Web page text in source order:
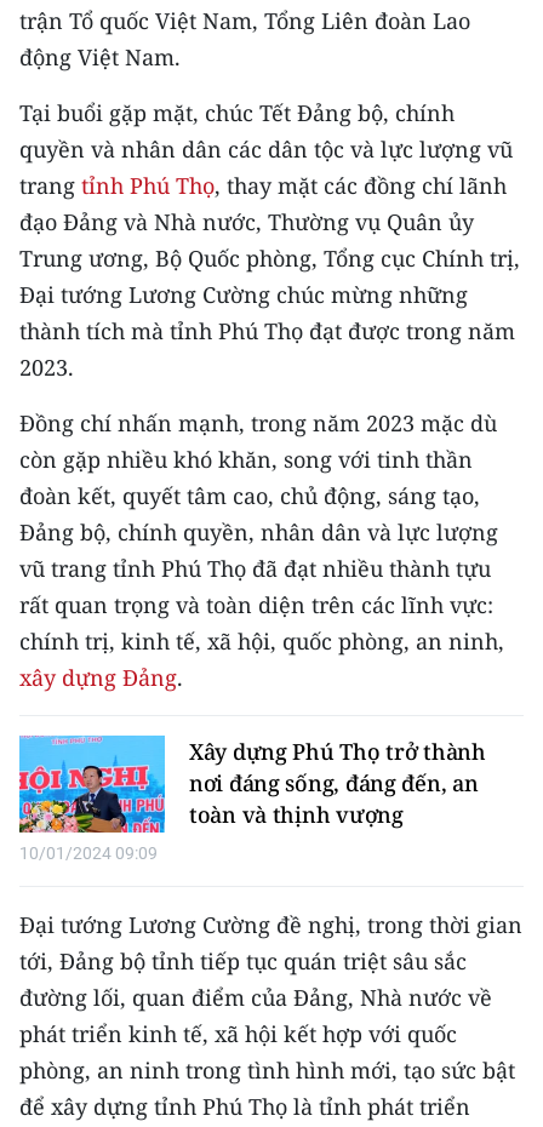
TRI THỨC CHUYÊN SÂU
CHƯƠNG TRÌNH OCOP - MỖI XÃ
MỘT SẢN PHẨM
RADIO
MEDIA CENTER
E-Magazine
Video
Media Chính trị
Media Kinh tế
Media Văn hóa
Media Xã hội
Media Pháp luật
Media Du lịch
Media Thế giới
Media Thể thao
Media Y tế
Media Khoa học - Công nghệ
Media Môi trường
Ảnh
trận Tổ quốc Việt Nam, Tổng Liên đoàn Lao
động Việt Nam.
Tại buổi gặp mặt, chúc Tết Đảng bộ, chính
quyền và nhân dân các dân tộc và lực lượng vũ
trang tỉnh Phú Thọ, thay mặt các đồng chí lãnh
đạo Đảng và Nhà nước, Thường vụ Quân ủy
Trung ương, Bộ Quốc phòng, Tổng cục Chính trị,
Đại tướng Lương Cường chúc mừng những
thành tích mà tỉnh Phú Thọ đạt được trong năm
2023.
Đồng chí nhấn mạnh, trong năm 2023 mặc dù
còn gặp nhiều khó khăn, song với tinh thần
đoàn kết, quyết tâm cao, chủ động, sáng tạo,
Đảng bộ, chính quyền, nhân dân và lực lượng
vũ trang tỉnh Phú Thọ đã đạt nhiều thành tựu
rất quan trọng và toàn diện trên các lĩnh vực:
chính trị, kinh tế, xã hội, quốc phòng, an ninh,
xây dựng Đảng.
Xây dựng Phú Thọ trở thành
nơi đáng sống, đáng đến, an
toàn và thịnh vượng
10/01/2024 09:09
Đại tướng Lương Cường đề nghị, trong thời gian
tới, Đảng bộ tỉnh tiếp tục quán triệt sâu sắc
đường lối, quan điểm của Đảng, Nhà nước về
phát triển kinh tế, xã hội kết hợp với quốc
phòng, an ninh trong tình hình mới, tạo sức bật
để xây dựng tỉnh Phú Thọ là tỉnh phát triển